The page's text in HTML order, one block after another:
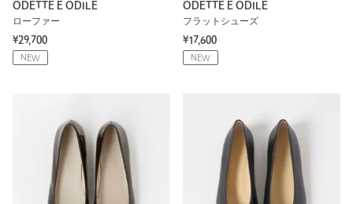
ODETTE E ODILE
ローファー
¥29,700
NEW
ODETTE E ODILE
フラットシューズ
¥17,600
NEW